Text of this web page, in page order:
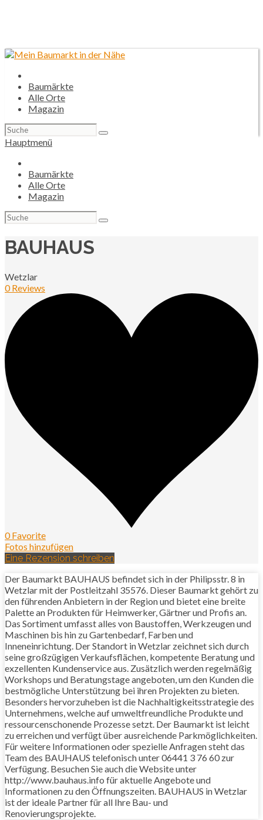
Baumärkte
Alle Orte
Magazin
Suchen
nach:
Hauptmenü
Baumärkte
Alle Orte
Magazin
Suchen
nach:
BAUHAUS
Wetzlar
0 Reviews
0 Favorite
Fotos hinzufügen
Eine Rezension schreiben
Der Baumarkt BAUHAUS befindet sich in der Philipsstr. 8 in
Wetzlar mit der Postleitzahl 35576. Dieser Baumarkt gehört zu
den führenden Anbietern in der Region und bietet eine breite
Palette an Produkten für Heimwerker, Gärtner und Profis an.
Das Sortiment umfasst alles von Baustoffen, Werkzeugen und
Maschinen bis hin zu Gartenbedarf, Farben und
Inneneinrichtung. Der Standort in Wetzlar zeichnet sich durch
seine großzügigen Verkaufsflächen, kompetente Beratung und
exzellenten Kundenservice aus. Zusätzlich werden regelmäßig
Workshops und Beratungstage angeboten, um den Kunden die
bestmögliche Unterstützung bei ihren Projekten zu bieten.
Besonders hervorzuheben ist die Nachhaltigkeitsstrategie des
Unternehmens, welche auf umweltfreundliche Produkte und
ressourcenschonende Prozesse setzt. Der Baumarkt ist leicht
zu erreichen und verfügt über ausreichende Parkmöglichkeiten.
Für weitere Informationen oder spezielle Anfragen steht das
Team des BAUHAUS telefonisch unter 06441 3 76 60 zur
Verfügung. Besuchen Sie auch die Website unter
http://www.bauhaus.info für aktuelle Angebote und
Informationen zu den Öffnungszeiten. BAUHAUS in Wetzlar
ist der ideale Partner für all Ihre Bau- und
Renovierungsprojekte.